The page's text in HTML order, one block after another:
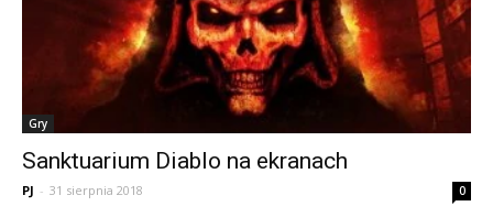
Gry
Sanktuarium Diablo na ekranach
PJ - 31 sierpnia 2018 0